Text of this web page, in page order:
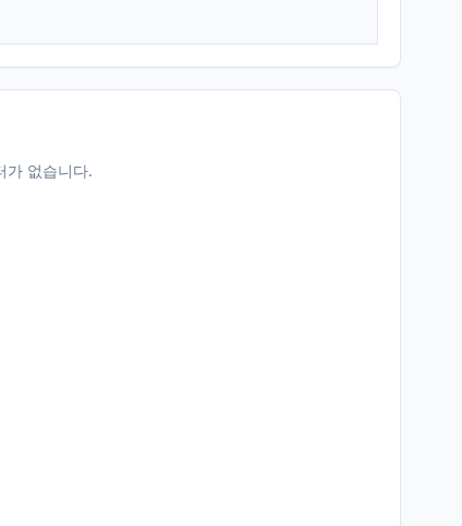
가 없습니다.